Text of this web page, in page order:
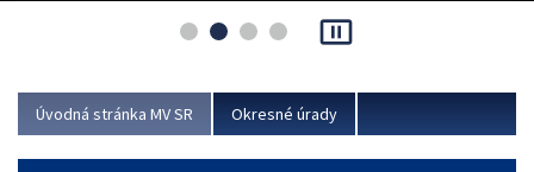
asociácie poisťovní (SLASPO) a Ministerstva vnútra SR.
Viac
pause_presentation
Úvodná stránka MV SR Okresné úrady